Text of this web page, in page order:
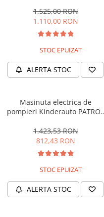
90W, 12V, Black & White
1.525,00 RON
1.110,00 RON
STOC EPUIZAT
ALERTA STOC
Masinuta electrica de
pompieri Kinderauto PATROL
1.423,53 RON
812,43 RON
STOC EPUIZAT
ALERTA STOC